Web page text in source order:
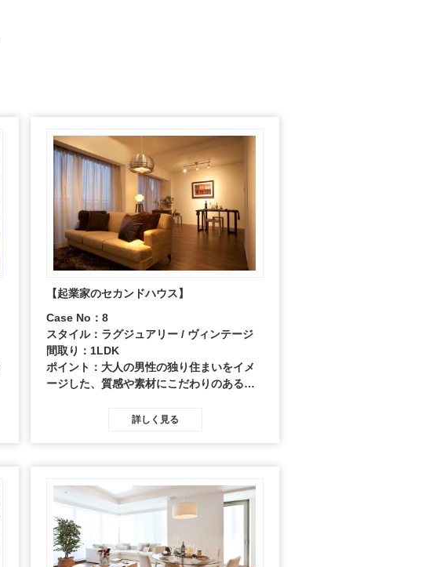
【起業家のセカンドハウス】
Case No：8
スタイル：ラグジュアリー / ヴィンテージ
間取り：1LDK
ポイント：大人の男性の独り住まいをイメ
ージした、質感や素材にこだわりのある家
を小物で表現しています。
詳しく見る